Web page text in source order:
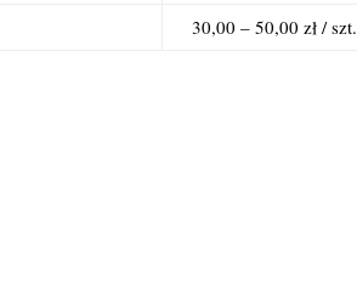
30,00 – 50,00 zł / szt.